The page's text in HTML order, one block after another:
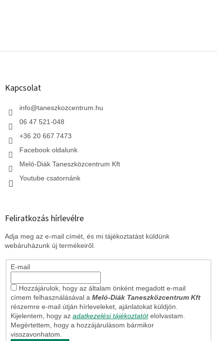
L
Kapcsolat
info@taneszkozcentrum.hu
06 47 521-048
+36 20 667 7473
Facebook oldalunk
Meló-Diák Taneszközcentrum Kft
Youtube csatornánk
Feliratkozás hírlevélre
Adja meg az e-mail címét, és mi tájékoztatást küldünk
webáruházunk új termékeiről.
E-mail
Hozzájárulok, hogy az általam önként megadott e-mail
címem felhasználásával a Meló-Diák Taneszközcentrum Kft
részemre e-mail útján hírleveleket, ajánlatokat küldjön.
Kijelentem, hogy az adatkezelési tájékoztatót elolvastam.
Megértettem, hogy a hozzájárulásom bármikor
visszavonhatom.